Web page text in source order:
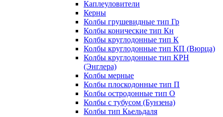
Каплеуловители
Керны
Колбы грушевидные тип Гр
Колбы конические тип Кн
Колбы круглодонные тип К
Колбы круглодонные тип КП (Вюрца)
Колбы круглодонные тип КРН
(Энглера)
Колбы мерные
Колбы плоскодонные тип П
Колбы остродонные тип О
Колбы с тубусом (Бунзена)
Колбы тип Кьельдаля